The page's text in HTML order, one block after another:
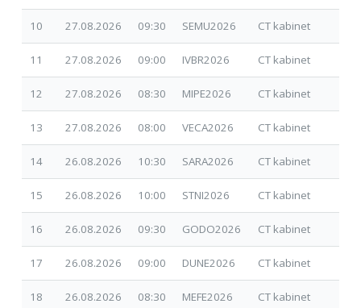
10 27.08.2026 09:30 SEMU2026 CT kabinet
11 27.08.2026 09:00 IVBR2026 CT kabinet
12 27.08.2026 08:30 MIPE2026 CT kabinet
13 27.08.2026 08:00 VECA2026 CT kabinet
14 26.08.2026 10:30 SARA2026 CT kabinet
15 26.08.2026 10:00 STNI2026 CT kabinet
16 26.08.2026 09:30 GODO2026 CT kabinet
17 26.08.2026 09:00 DUNE2026 CT kabinet
18 26.08.2026 08:30 MEFE2026 CT kabinet